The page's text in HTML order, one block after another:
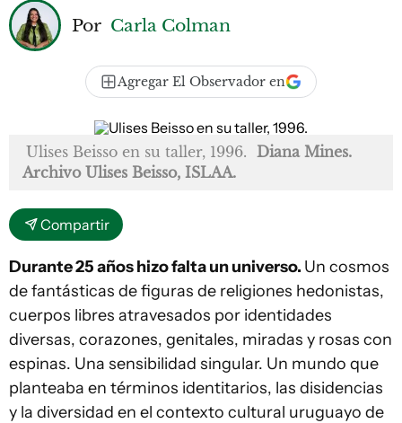
Por Carla Colman
Agregar El Observador en
Ulises Beisso en su taller, 1996. Diana Mines.
Archivo Ulises Beisso, ISLAA.
Compartir
Durante 25 años hizo falta un universo. Un cosmos
de fantásticas de figuras de religiones hedonistas,
cuerpos libres atravesados por identidades
diversas, corazones, genitales, miradas y rosas con
espinas. Una sensibilidad singular. Un mundo que
planteaba en términos identitarios, las disidencias
y la diversidad en el contexto cultural uruguayo de